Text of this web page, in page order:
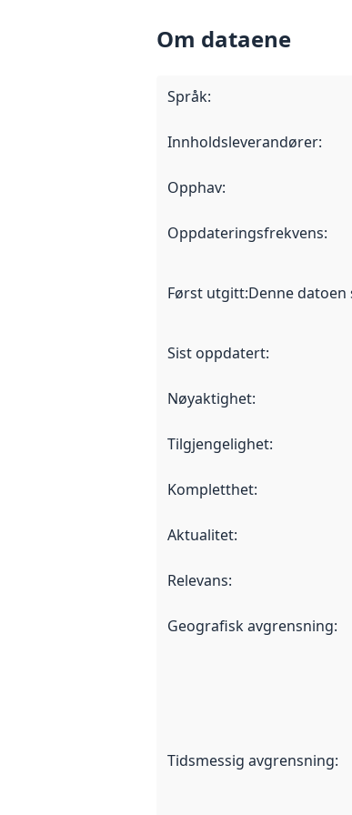
Om dataene
Språk:
Innholdsleverandører:
Opphav:
Oppdateringsfrekvens:
Først utgitt:Denne
Sist oppdatert:
Nøyaktighet:
Tilgjengelighet:
Kompletthet:
Aktualitet:
Relevans:
Geografisk avgrensning:
Tidsmessig avgrensning: